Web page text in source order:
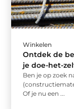
Winkelen
Ontdek de
je doe-het-
Ben je op zoek
Of je nu een ...